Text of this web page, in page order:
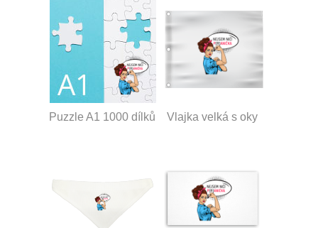
Puzzle A1 1000 dílků Vlajka velká s oky